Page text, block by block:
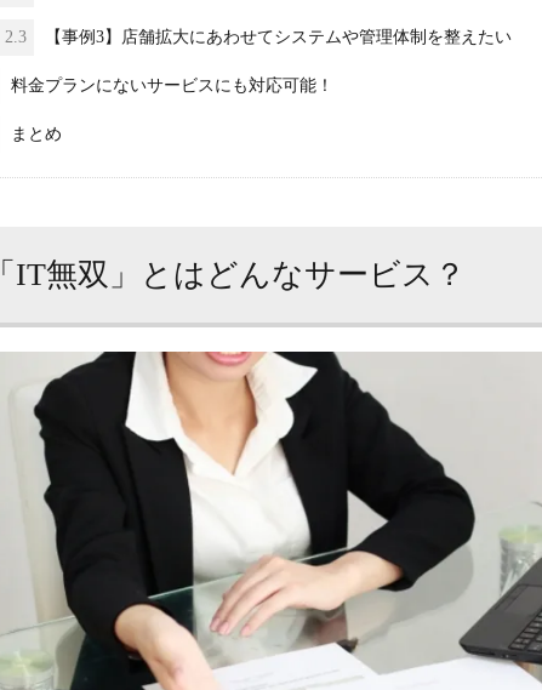
2.3 【事例3】店舗拡大にあわせてシステムや管理体制を整えたい
料金プランにないサービスにも対応可能！
まとめ
「IT無双」とはどんなサービス？